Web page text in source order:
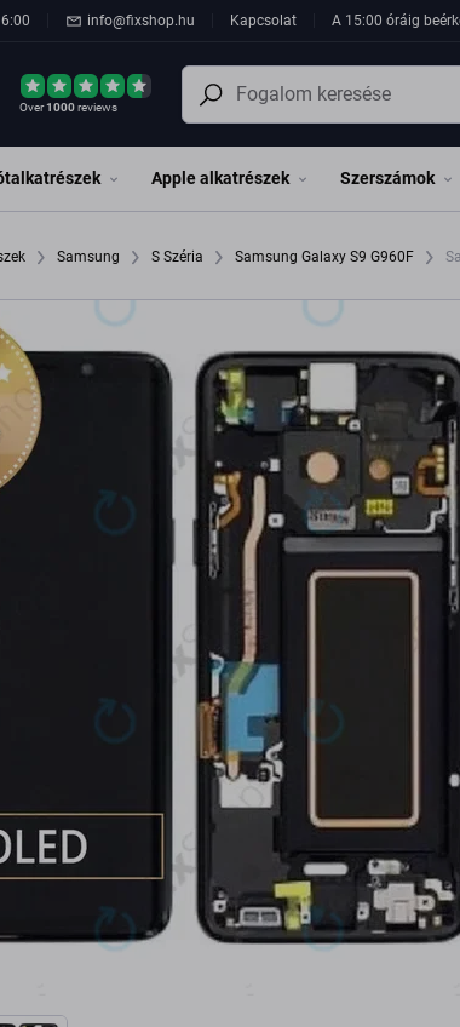
info@fixshop.hu Kapcsolat A 15:00 óráig
Over1000reviews
Apple alkatrészek Szerszámok
Samsung S Széria Samsung Galaxy S9 G960F